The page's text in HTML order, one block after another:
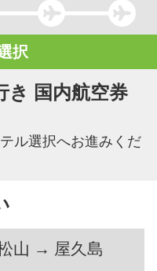
択
き 国内航空券
ル選択へお進みくだ
山 → 屋久島